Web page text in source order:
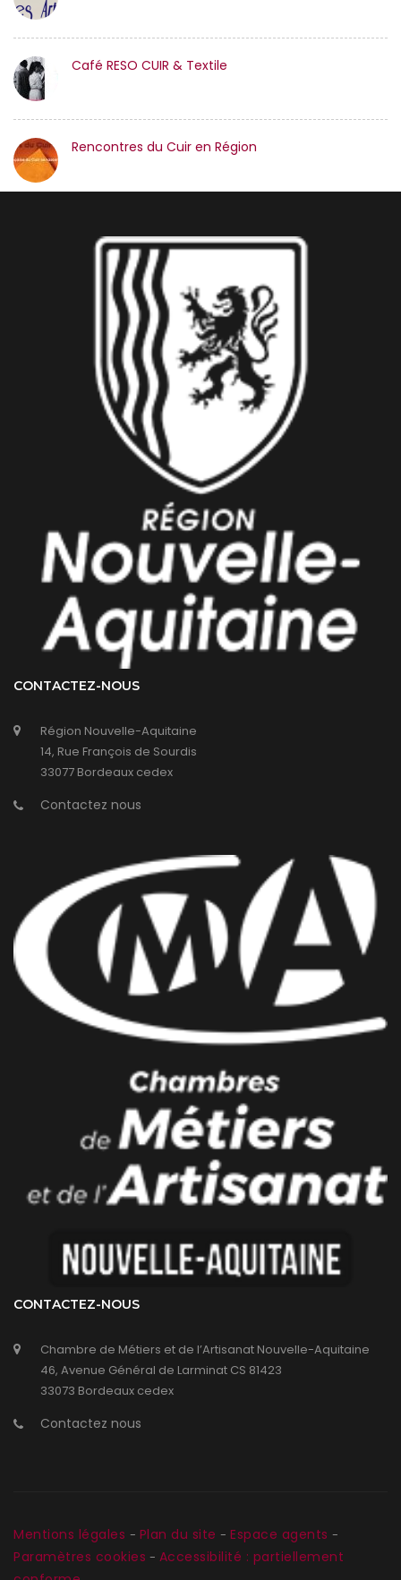
Café RESO CUIR & Textile
Rencontres du Cuir en Région
CONTACTEZ-NOUS
Région Nouvelle-Aquitaine
14, Rue François de Sourdis
33077 Bordeaux cedex
Contactez nous
CONTACTEZ-NOUS
Chambre de Métiers et de l’Artisanat Nouvelle-Aquitaine
46, Avenue Général de Larminat CS 81423
33073 Bordeaux cedex
Contactez nous
Mentions légales - Plan du site - Espace agents -
Paramètres cookies - Accessibilité : partiellement